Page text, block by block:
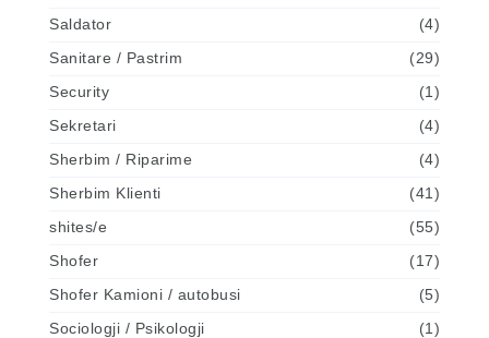
Saldator
(4)
Sanitare / Pastrim
(29)
Security
(1)
Sekretari
(4)
Sherbim / Riparime
(4)
Sherbim Klienti
(41)
shites/e
(55)
Shofer
(17)
Shofer Kamioni / autobusi
(5)
Sociologji / Psikologji
(1)